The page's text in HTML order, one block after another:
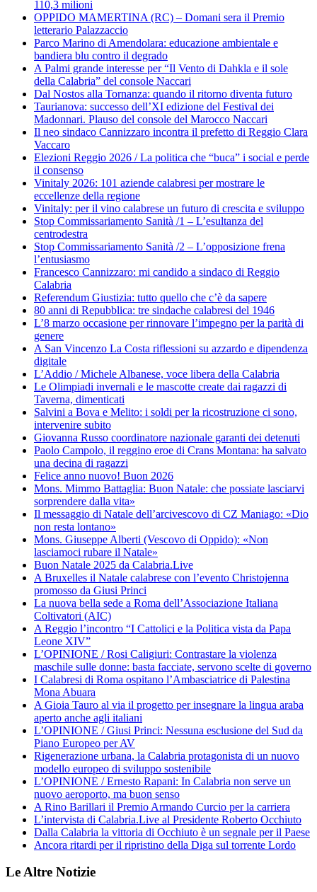
110,3 milioni
OPPIDO MAMERTINA (RC) – Domani sera il Premio
letterario Palazzaccio
Parco Marino di Amendolara: educazione ambientale e
bandiera blu contro il degrado
A Palmi grande interesse per “Il Vento di Dahkla e il sole
della Calabria” del console Naccari
Dal Nostos alla Tornanza: quando il ritorno diventa futuro
Taurianova: successo dell’XI edizione del Festival dei
Madonnari. Plauso del console del Marocco Naccari
Il neo sindaco Cannizzaro incontra il prefetto di Reggio Clara
Vaccaro
Elezioni Reggio 2026 / La politica che “buca” i social e perde
il consenso
Vinitaly 2026: 101 aziende calabresi per mostrare le
eccellenze della regione
Vinitaly: per il vino calabrese un futuro di crescita e sviluppo
Stop Commissariamento Sanità /1 – L’esultanza del
centrodestra
Stop Commissariamento Sanità /2 – L’opposizione frena
l’entusiasmo
Francesco Cannizzaro: mi candido a sindaco di Reggio
Calabria
Referendum Giustizia: tutto quello che c’è da sapere
80 anni di Repubblica: tre sindache calabresi del 1946
L’8 marzo occasione per rinnovare l’impegno per la parità di
genere
A San Vincenzo La Costa riflessioni su azzardo e dipendenza
digitale
L’Addio / Michele Albanese, voce libera della Calabria
Le Olimpiadi invernali e le mascotte create dai ragazzi di
Taverna, dimenticati
Salvini a Bova e Melito: i soldi per la ricostruzione ci sono,
intervenire subito
Giovanna Russo coordinatore nazionale garanti dei detenuti
Paolo Campolo, il reggino eroe di Crans Montana: ha salvato
una decina di ragazzi
Felice anno nuovo! Buon 2026
Mons. Mimmo Battaglia: Buon Natale: che possiate lasciarvi
sorprendere dalla vita»
Il messaggio di Natale dell’arcivescovo di CZ Maniago: «Dio
non resta lontano»
Mons. Giuseppe Alberti (Vescovo di Oppido): «Non
lasciamoci rubare il Natale»
Buon Natale 2025 da Calabria.Live
A Bruxelles il Natale calabrese con l’evento Christojenna
promosso da Giusi Princi
La nuova bella sede a Roma dell’Associazione Italiana
Coltivatori (AIC)
A Reggio l’incontro “I Cattolici e la Politica vista da Papa
Leone XIV”
L’OPINIONE / Rosi Caligiuri: Contrastare la violenza
maschile sulle donne: basta facciate, servono scelte di governo
I Calabresi di Roma ospitano l’Ambasciatrice di Palestina
Mona Abuara
A Gioia Tauro al via il progetto per insegnare la lingua araba
aperto anche agli italiani
L’OPINIONE / Giusi Princi: Nessuna esclusione del Sud da
Piano Europeo per AV
Rigenerazione urbana, la Calabria protagonista di un nuovo
modello europeo di sviluppo sostenibile
L’OPINIONE / Ernesto Rapani: In Calabria non serve un
nuovo aeroporto, ma buon senso
A Rino Barillari il Premio Armando Curcio per la carriera
L’intervista di Calabria.Live al Presidente Roberto Occhiuto
Dalla Calabria la vittoria di Occhiuto è un segnale per il Paese
Ancora ritardi per il ripristino della Diga sul torrente Lordo
Le Altre Notizie